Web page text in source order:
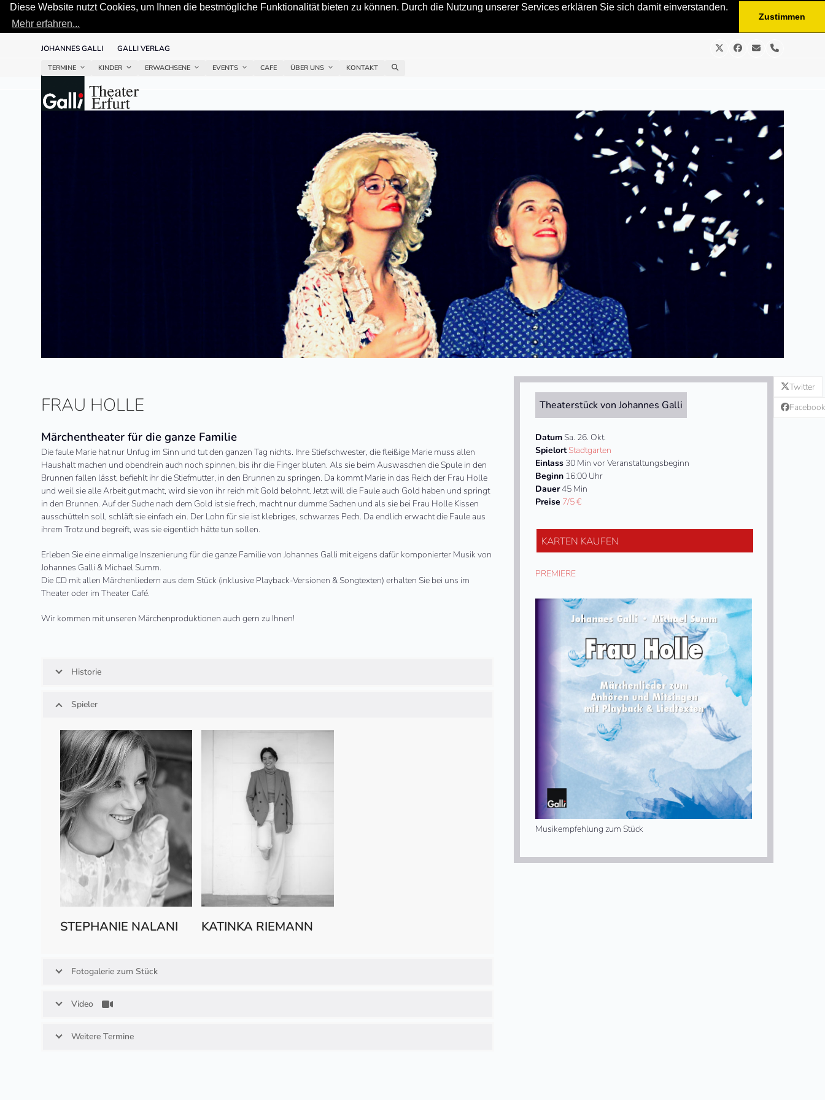
Diese Website nutzt Cookies, um Ihnen die bestmögliche Funktionalität bieten zu können. Durch die Nutzung unserer Services erklären Sie sich damit einverstanden.
Mehr erfahren...
Zustimmen
JOHANNES GALLI GALLI VERLAG TwitterFacebook
E- Telefon
TERMINE KINDER ERWACHSENE EVENTS CAFE ÜBER UNS KONTAKT
FRAU HOLLE
Märchentheater für die ganze Familie
Die faule Marie hat nur Unfug im Sinn und tut den ganzen Tag nichts. Ihre Stiefschwester, die fleißige Marie muss allen
Haushalt machen und obendrein auch noch spinnen, bis ihr die Finger bluten. Als sie beim Auswaschen die Spule in den
Brunnen fallen lässt, befiehlt ihr die Stiefmutter, in den Brunnen zu springen. Da kommt Marie in das Reich der Frau Holle
und weil sie alle Arbeit gut macht, wird sie von ihr reich mit Gold belohnt. Jetzt will die Faule auch Gold haben und springt
in den Brunnen. Auf der Suche nach dem Gold ist sie frech, macht nur dumme Sachen und als sie bei Frau Holle Kissen
ausschütteln soll, schläft sie einfach ein. Der Lohn für sie ist klebriges, schwarzes Pech. Da endlich erwacht die Faule aus
ihrem Trotz und begreift, was sie eigentlich hätte tun sollen.
Erleben Sie eine einmalige Inszenierung für die ganze Familie von Johannes Galli mit eigens dafür komponierter Musik von
Johannes Galli & Michael Summ.
Die CD mit allen Märchenliedern aus dem Stück (inklusive Playback-Versionen & Songtexten) erhalten Sie bei uns im
Theater oder im Theater Café.
Wir kommen mit unseren Märchenproduktionen auch gern zu Ihnen!
Historie
Spieler
STEPHANIE NALANI KATINKA RIEMANN
Fotogalerie zum Stück
Video
Weitere Termine
Theaterstück von Johannes Galli
DatumSa. 26. Okt.
Spielort Stadtgarten
Einlass 30 Min vor Veranstaltungsbeginn
Beginn 16:00 Uhr
Dauer45 Min
Preise 7/5 €
KARTEN KAUFEN
PREMIERE
Musikempfehlung zum Stück
Twitter